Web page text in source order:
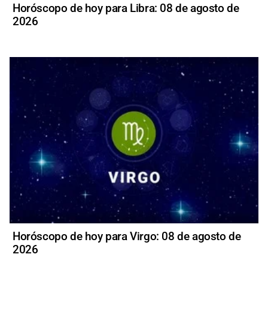
Horóscopo de hoy para Libra: 08 de agosto de
2026
Horóscopo de hoy para Virgo: 08 de agosto de
2026